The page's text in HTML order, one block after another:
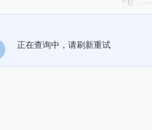
正在查询中，请刷新重试